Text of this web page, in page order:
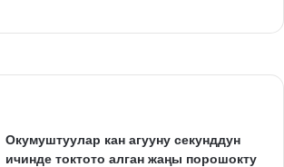
Окумуштуулар кан агууну секунддун
ичинде токтото алган жаңы порошокту